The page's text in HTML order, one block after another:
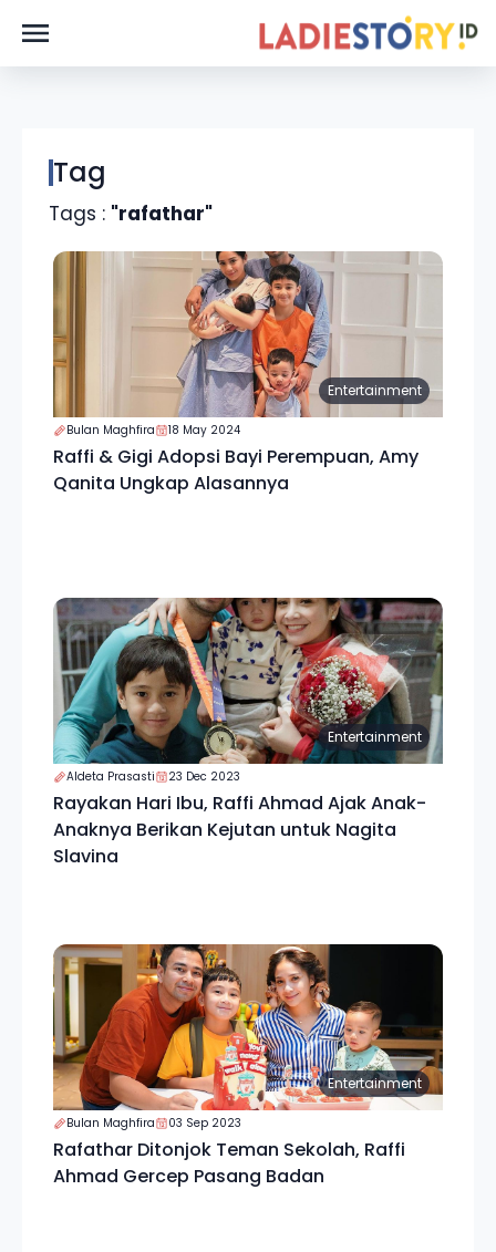
Tag
Tags : "rafathar"
Entertainment
Bulan Maghfira 18 May 2024
Raffi & Gigi Adopsi Bayi Perempuan, Amy
Qanita Ungkap Alasannya
Entertainment
Aldeta Prasasti 23 Dec 2023
Rayakan Hari Ibu, Raffi Ahmad Ajak Anak-
Anaknya Berikan Kejutan untuk Nagita
Slavina
Entertainment
Bulan Maghfira 03 Sep 2023
Rafathar Ditonjok Teman Sekolah, Raffi
Ahmad Gercep Pasang Badan